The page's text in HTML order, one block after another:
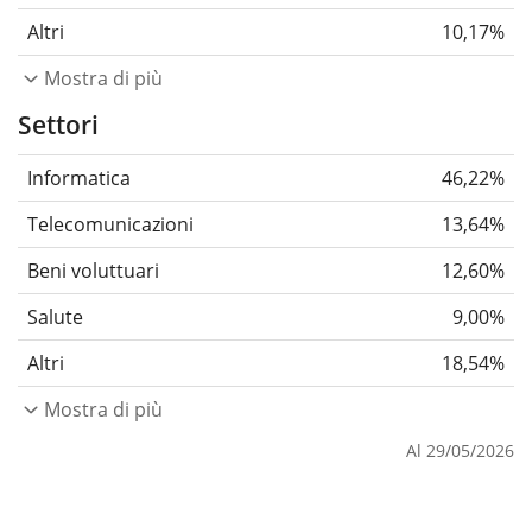
Altri
10,17%
Mostra di più
Settori
Informatica
46,22%
Telecomunicazioni
13,64%
Beni voluttuari
12,60%
Salute
9,00%
Altri
18,54%
Mostra di più
Al 29/05/2026